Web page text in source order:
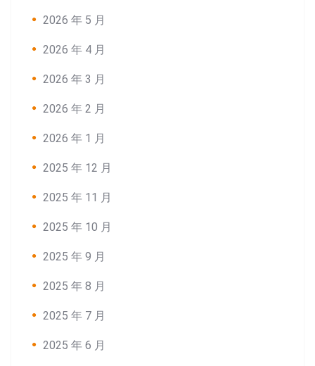
2026 年 5 月
2026 年 4 月
2026 年 3 月
2026 年 2 月
2026 年 1 月
2025 年 12 月
2025 年 11 月
2025 年 10 月
2025 年 9 月
2025 年 8 月
2025 年 7 月
2025 年 6 月